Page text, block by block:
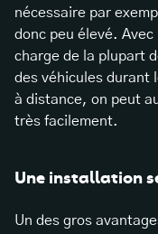
nécessaire par
donc peu élevé.
charge de la plupart
des véhicules durant
à distance, on peut
très facilement.
Une installation
Un des gros